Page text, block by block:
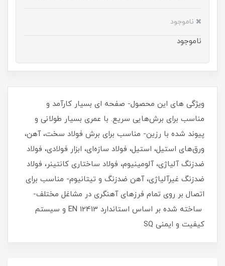
ناموجود
ناموجود
ویژگی های این محصول- صفحه ای بسیار کارآمد و
مناسب برای برش‌هایی سریع. با عمری بسیار طولانی و
پیوند شده با رزین- مناسب برای برش فولاد سخت، آهن،
ورق‌های استیل، استیل، فولاد سازه‌ای، ابزار فولادی، فولاد
ضدزنگ آلیاژی، آلومینیوم، فولاد ساختاری کانتینر، فولاد
ضدزنگ غیرآلیاژی، آهن ضدزنگ و تیتانیوم- مناسب برای
اتصال بر روی تمام فرزهای آهنگری در مشاغل مختلف-
ساخته شده بر اساس استاندارد EN 12413 و سیستم
کیفیت و ایمنی SQ